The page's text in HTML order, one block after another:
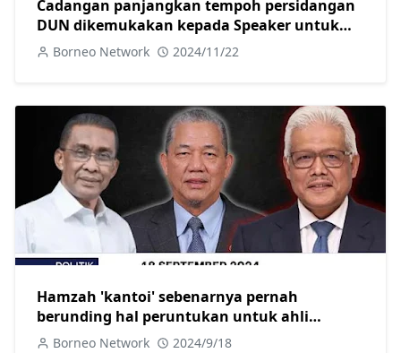
Cadangan panjangkan tempoh persidangan
DUN dikemukakan kepada Speaker untuk
diteliti-Abang Johari
Borneo Network 2024/11/22
Hamzah 'kantoi' sebenarnya pernah
berunding hal peruntukan untuk ahli
parlimen pembangkang
Borneo Network 2024/9/18